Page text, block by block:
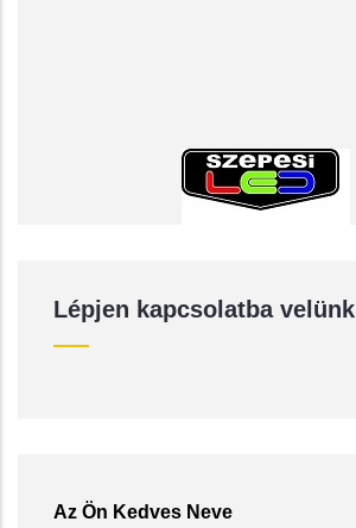
Lépjen kapcsolatba velünk
Az Ön Kedves Neve